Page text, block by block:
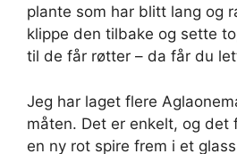
plante som har blitt lang og
klippe den tilbake og sette
til de får røtter – da får du
Jeg har laget flere
måten. Det er enkelt, og det
en ny rot spire frem i et